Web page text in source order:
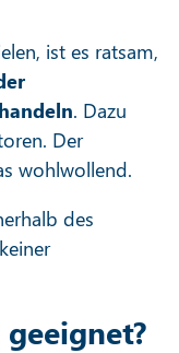
ist es ratsam,
. Dazu
Der
wohlwollend.
des